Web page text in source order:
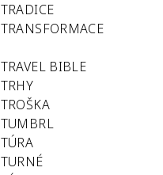
TRADICE
TRANSFORMACE
TRAVEL BIBLE
TRHY
TROŠKA
TUMBRL
TÚRA
TURNÉ